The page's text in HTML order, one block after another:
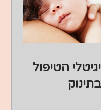
הטיפול
בתינוק